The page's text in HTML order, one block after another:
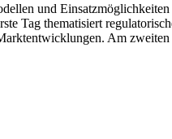
und
Tag thematisiert
Am